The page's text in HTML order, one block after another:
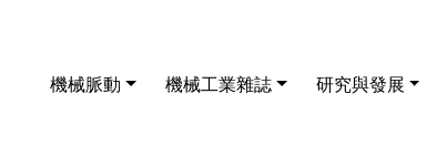
機械脈動 機械工業雜誌 研究與發展